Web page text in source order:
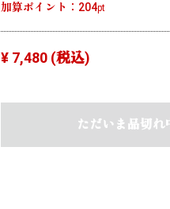
加算ポイント： 204pt
¥ 7,480 (税込)
ただいま品切れ